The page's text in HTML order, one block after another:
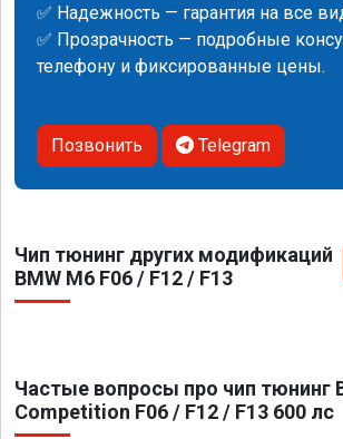
✅ Надежность — гарантия на все
✅ Прозрачность — подробные
телефону и фиксированные цены.
Позвонить Telegram
Чип тюнинг других модификаций
BMW M6 F06 / F12 / F13
Частые вопросы про чип тюнинг
Competition F06 / F12 / F13 600 лс